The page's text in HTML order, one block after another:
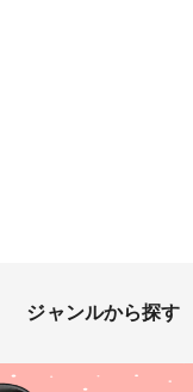
ジャンルから探す